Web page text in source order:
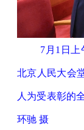
7月1日上
北京人民大会
人为受表彰的
环驰 摄